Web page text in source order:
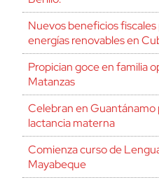
Nuevos beneficios fiscales
energías renovables en
Propician goce en familia
Matanzas
Celebran en
lactancia materna
Comienza curso de
Mayabeque